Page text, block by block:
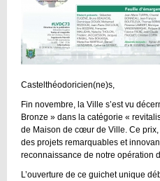
Castelthéodoricien(ne)s,
Fin novembre, la Ville s’est vu
Bronze » dans la catégorie «
de Maison de cœur de Ville. Ce
des projets remarquables et
reconnaissance de notre opération
L’ouverture de ce guichet unique